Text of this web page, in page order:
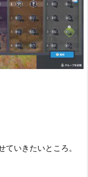
いきたいところ。